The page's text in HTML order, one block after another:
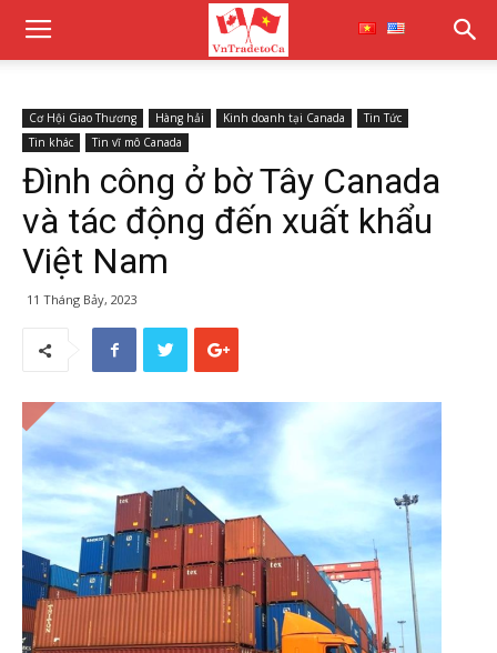
Cơ Hội Giao Thương Hàng hải Kinh doanh tại Canada
Tin Tức
Tin khác
Tin vĩ mô Canada
Đình công ở bờ Tây Canada
và tác động đến xuất khẩu
Việt Nam
11 Tháng Bảy, 2023